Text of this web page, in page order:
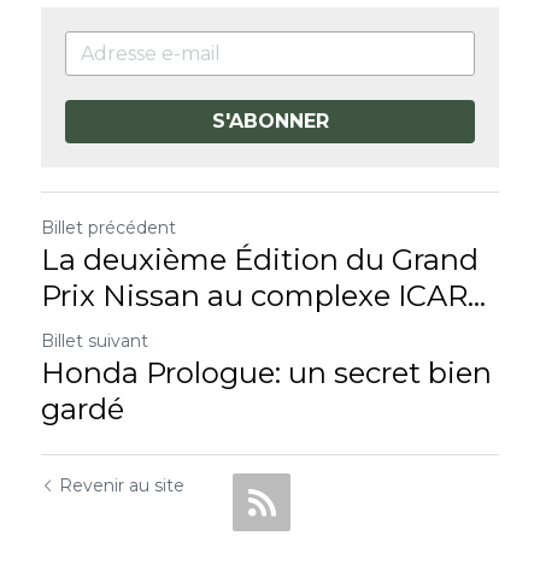
S'ABONNER
Billet précédent
La deuxième Édition du Grand
Prix Nissan au complexe ICAR...
Billet suivant
Honda Prologue: un secret bien
gardé
Revenir au site